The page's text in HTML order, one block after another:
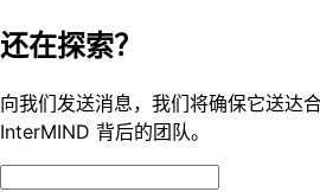
还在探索？
向我们发送消息，我们将确保它送达
InterMIND 背后的团队。